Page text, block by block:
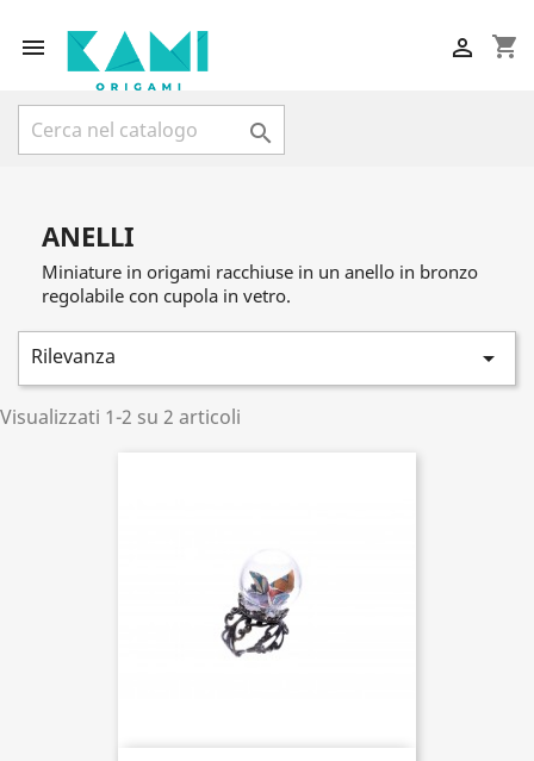
 shopping_cart


ANELLI
Miniature in origami racchiuse in un anello in bronzo
regolabile con cupola in vetro.
Rilevanza 
Visualizzati 1-2 su 2 articoli